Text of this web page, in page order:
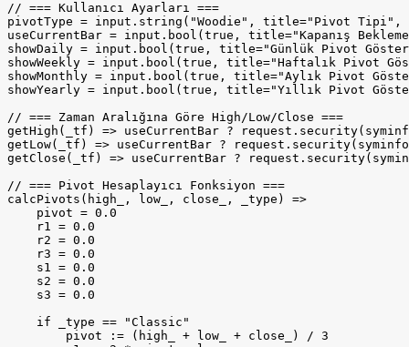
// === Kullanıcı Ayarları ===
pivotType = input.string("Woodie", title="Pivot Tipi",
useCurrentBar = input.bool(true, title="Kapanış
showDaily = input.bool(true, title="Günlük Pivot
showWeekly = input.bool(true, title="Haftalık Pivot
showMonthly = input.bool(true, title="Aylık Pivot
showYearly = input.bool(true, title="Yıllık Pivot
// === Zaman Aralığına Göre High/Low/Close ===
getHigh(_tf) => useCurrentBar ?
getLow(_tf) => useCurrentBar ?
getClose(_tf) => useCurrentBar ?
// === Pivot Hesaplayıcı Fonksiyon ===
calcPivots(high_, low_, close_, _type) =>
    pivot = 0.0
    r1 = 0.0
    r2 = 0.0
    r3 = 0.0
    s1 = 0.0
    s2 = 0.0
    s3 = 0.0
    if _type == "Classic"
        pivot := (high_ + low_ + close_) / 3